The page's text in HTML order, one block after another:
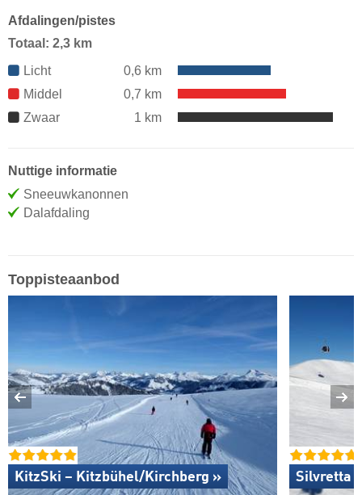
Afdalingen/pistes
Totaal: 2,3 km
Licht
0,6 km
Middel
0,7 km
Zwaar
1 km
Nuttige informatie
Sneeuwkanonnen
Dalafdaling
Toppisteaanbod
KitzSki – Kitzbühel/​Kirchberg » Silvretta